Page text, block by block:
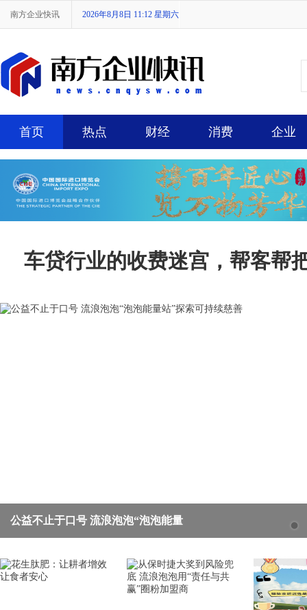
南方企业快讯 2026年8月8日 11:12 星期六
首页 热点 财经 消费 企业
车贷行业的收费迷宫，帮客帮
公益不止于口号 流浪泡泡“泡泡能量